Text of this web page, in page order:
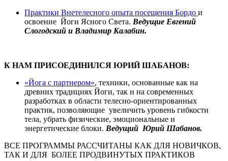
Практики Внетелесного опыта посещения Бордо и
освоение Йоги Ясного Света. Ведущие Евгений
Слогодский и Владимир Калабин.
К НАМ ПРИСОЕДИНИЛСЯ ЮРИЙ ШАБАНОВ:
«Йога с партнером», техники, основанные как на
древних традициях Йоги, так и на современных
разработках в области телесно-ориентированных
практик, позволяющие увеличить уровень гибкости
тела, убрать физические, эмоциональные и
энергетические блоки. Ведущий Юрий Шабанов.
ВСЕ ПРОГРАММЫ РАССЧИТАНЫ КАК ДЛЯ НОВИЧКОВ,
ТАК И ДЛЯ БОЛЕЕ ПРОДВИНУТЫХ ПРАКТИКОВ